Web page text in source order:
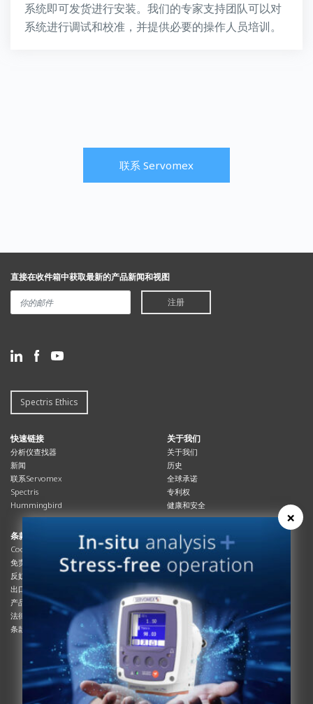
系统即可发货进行安装。我们的专家支持团队可以对
系统进行调试和校准，并提供必要的操作人员培训。
联系 Servomex
直接在收件箱中获取最新的产品新闻和视图
注册
Spectris Ethics
快速链接
分析仪查找器
新闻
联系Servomex
Spectris
Hummingbird
关于我们
关于我们
历史
全球承诺
专利权
健康和安全
条款与合规
Cookies政策
免责声明
反奴隶制立法
出口管制
产品合规
法律和隐私声明
条款及细则
资源资源
总览
杂志
系统信息
产品手册
说明书
服务信息
白皮书
条款和条件
工艺手册
互动杂志
×